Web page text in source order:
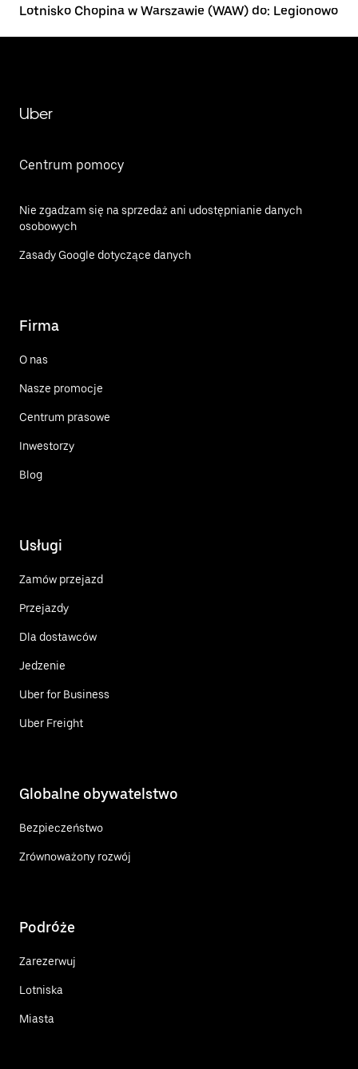
Lotnisko Chopina w Warszawie (WAW) do: Legionowo
Uber
Centrum pomocy
Nie zgadzam się na sprzedaż ani udostępnianie danych
osobowych
Zasady Google dotyczące danych
Firma
O nas
Nasze promocje
Centrum prasowe
Inwestorzy
Blog
Usługi
Zamów przejazd
Przejazdy
Dla dostawców
Jedzenie
Uber for Business
Uber Freight
Globalne obywatelstwo
Bezpieczeństwo
Zrównoważony rozwój
Podróże
Zarezerwuj
Lotniska
Miasta